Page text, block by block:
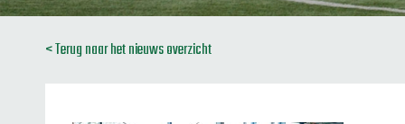
< Terug naar het nieuws overzicht